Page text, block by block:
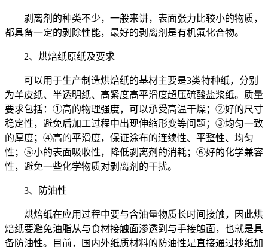
剥离剂的种类不少，一般来讲，表面张力比较小的物质，
都具备一定的剥除性能，最好的剥离剂是有机氟化合物。
2、烘焙纸原纸及要求
可以用于生产制造烘焙纸的基材主要是3类特种纸，分别
为羊皮纸、半透明纸、高紧度高平滑度超压硫酸盐浆纸。质量
要求包括：①高的物理强度，可以承受高温干燥；②好的尺寸
稳定性，避免后加工过程中出现伸缩形变等问题；③均匀一致
的厚度；④高的平滑度，保证涂布的连续性、平整性、均匀
性；⑤小的表面吸收性，降低剥离剂的消耗；⑥好的化学兼容
性，避免一些化学物质对剥离剂的干扰。
3、防油性
烘焙纸在应用过程中要与含油量物质长时间接触，因此烘
焙纸要避免油脂从与食材接触面渗透到与手接触面，也就是具
备防油性。目前，国内外纸质材料的防油性是直接通过抄纸加